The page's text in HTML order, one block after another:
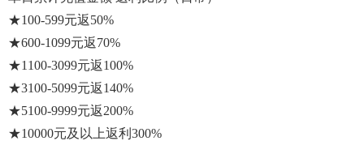
★100-599元返50%
★600-1099元返70%
★1100-3099元返100%
★3100-5099元返140%
★5100-9999元返200%
★10000元及以上返利300%